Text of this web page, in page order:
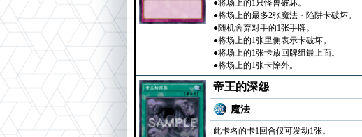
●将场上的1只怪兽破坏。
●将场上的最多2张魔法・陷阱卡破坏。
●随机舍弃对手的1张手牌。
●将场上的1张里侧表示卡破坏。
●将场上的1张卡放回牌组最上面。
●将场上的1张卡除外。
帝王的深怨
魔法
此卡名的卡1回合仅可发动1张。